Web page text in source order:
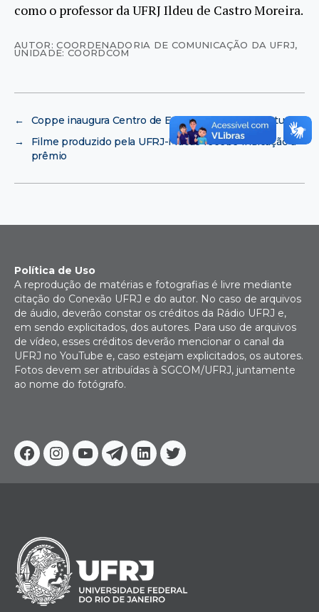
como o professor da UFRJ Ildeu de Castro Moreira.
AUTOR: COORDENADORIA DE COMUNICAÇÃO DA UFRJ,
UNIDADE: COORDCOM
←
Coppe inaugura Centro de Excelência em Gás Natural
→
Filme produzido pela UFRJ-Macaé recebe indicação a
prêmio
Facebook
Instagram
YoutubeTelegram
Linkedin
Twitter
Política de Uso
A reprodução de matérias e fotografias é livre mediante
citação do Conexão UFRJ e do autor. No caso de arquivos
de áudio, deverão constar os créditos da Rádio UFRJ e,
em sendo explicitados, dos autores. Para uso de arquivos
de vídeo, esses créditos deverão mencionar o canal da
UFRJ no YouTube e, caso estejam explicitados, os autores.
Fotos devem ser atribuídas à SGCOM/UFRJ, juntamente
ao nome do fotógrafo.